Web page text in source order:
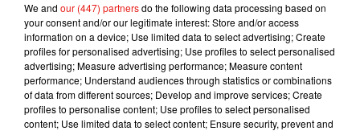
Musique
7 août 2026
Julien Lieb s’essaye à la vie de chatelain
dans son nouveau clip
We and our (447) partnersdo the following data processing based on
your consent and/or our legitimate interest: Store and/or access
information on a device; Use limited data to select advertising; Create
profiles for personalised advertising; Use profiles to select personalised
advertising; Measure advertising performance; Measure content
performance; Understand audiences through statistics or combinations
of data from different sources; Develop and improve services; Create
profiles to personalise content; Use profiles to select personalised
content; Use limited data to select content; Ensure security, prevent and